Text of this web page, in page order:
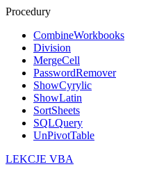
Procedury
CombineWorkbooks
Division
MergeCell
PasswordRemover
ShowCyrylic
ShowLatin
SortSheets
SQLQuery
UnPivotTable
LEKCJE VBA